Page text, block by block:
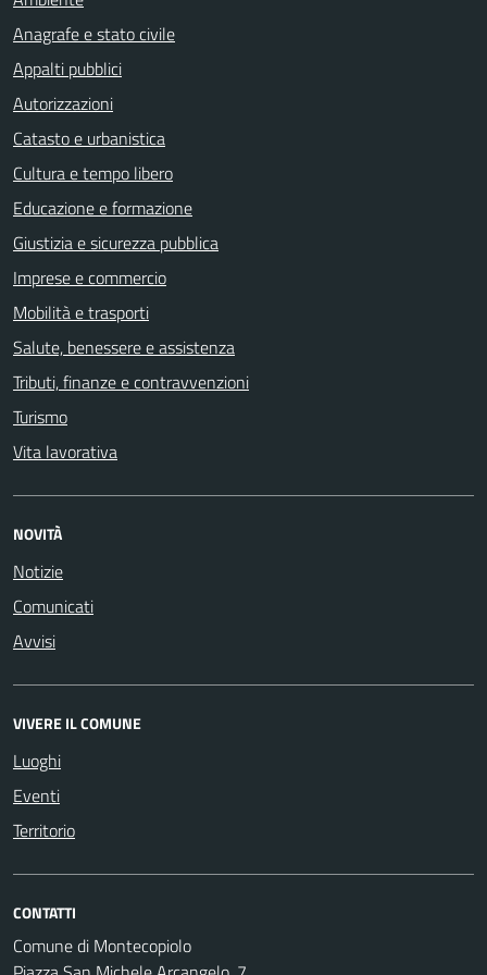
Anagrafe e stato civile
Appalti pubblici
Autorizzazioni
Catasto e urbanistica
Cultura e tempo libero
Educazione e formazione
Giustizia e sicurezza pubblica
Imprese e commercio
Mobilità e trasporti
Salute, benessere e assistenza
Tributi, finanze e contravvenzioni
Turismo
Vita lavorativa
NOVITÀ
Notizie
Comunicati
Avvisi
VIVERE IL COMUNE
Luoghi
Eventi
Territorio
CONTATTI
Comune di Montecopiolo